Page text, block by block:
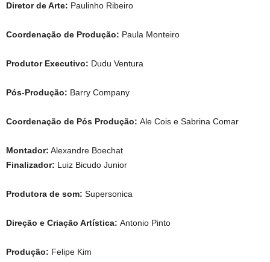
Diretor de Arte: Paulinho Ribeiro
Coordenação de Produção: Paula Monteiro
Produtor Executivo: Dudu Ventura
Pós-Produção: Barry Company
Coordenação de Pós Produção: Ale Cois e Sabrina Comar
Montador: Alexandre Boechat
Finalizador: Luiz Bicudo Junior
Produtora de som: Supersonica
Direção e Criação Artística: Antonio Pinto
Produção: Felipe Kim